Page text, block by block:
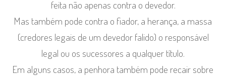
feita não apenas contra o devedor.
Mas também pode contra o fiador, a herança, a massa
(credores legais de um devedor falido) o responsável
legal ou os sucessores a qualquer título.
Em alguns casos, a penhora também pode recair sobre